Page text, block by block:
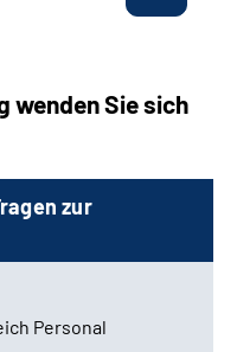
wenden Sie sich
zur
Personal